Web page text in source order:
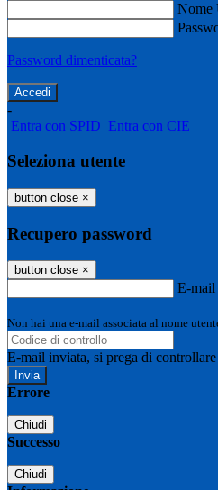
Nome
Password dimenticata?
-
Entra con SPID Entra con CIE
Seleziona utente
button close ×
Recupero password
button close ×
E-mail
Non hai una e-mail associata al nome
E-mail inviata, si prega di
Errore
Chiudi
Successo
Chiudi